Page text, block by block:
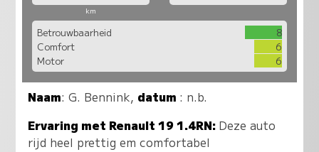
km
Betrouwbaarheid
8
Comfort
6
Motor
6
Naam:G. Bennink, datum : n.b.
Ervaring met Renault 19 1.4RN: Deze auto
rijd heel prettig em comfortabel